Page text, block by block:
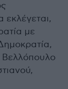
εκλέγεται,
με
Βελλόπουλο